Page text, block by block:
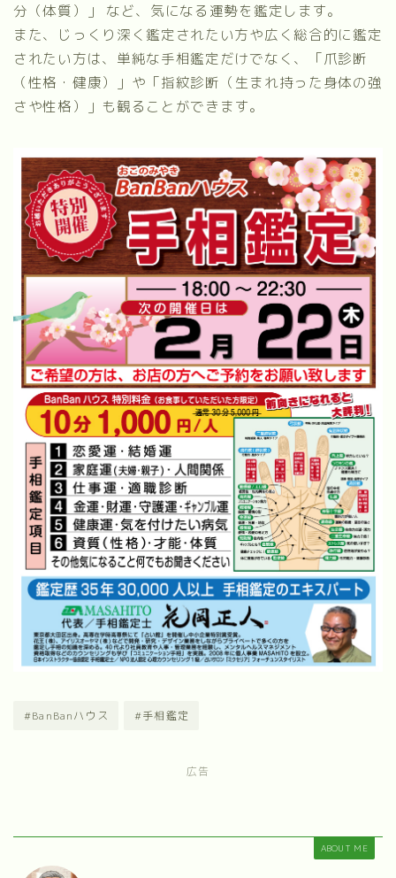
分（体質）」 など、気になる運勢を鑑定します。
また、じっくり深く鑑定されたい方や広く総合的に鑑定
されたい方は、単純な手相鑑定だけでなく、
「爪診断
（性格・健康）」 や 「指紋診断（生まれ持った身体の強
さや性格）」 も観ることができます。
#BanBanハウス #手相鑑定
広告
ABOUT ME